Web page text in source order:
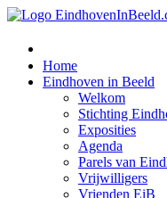
Home
Eindhoven in Beeld
Welkom
Stichting
Exposities
Agenda
Parels van
Vrijwilligers
Vrienden EiB